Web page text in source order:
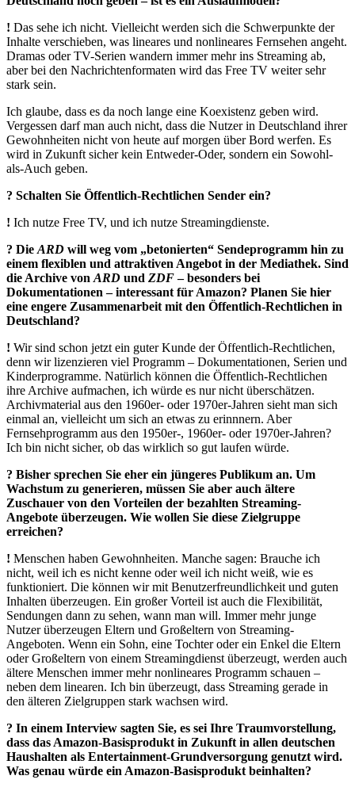
! Das sehe ich nicht. Vielleicht werden sich die Schwerpunkte der
Inhalte verschieben, was lineares und nonlineares Fernsehen angeht.
Dramas oder TV-Serien wandern immer mehr ins Streaming ab,
aber bei den Nachrichtenformaten wird das Free TV weiter sehr
stark sein.
Ich glaube, dass es da noch lange eine Koexistenz geben wird.
Vergessen darf man auch nicht, dass die Nutzer in Deutschland ihrer
Gewohnheiten nicht von heute auf morgen über Bord werfen. Es
wird in ­Zukunft sicher kein Entweder-Oder, sondern ein Sowohl-
als-Auch geben.
? Schalten Sie Öffentlich-Rechtlichen Sender ein?
! Ich nutze Free TV, und ich nutze Streamingdienste.
? Die ARD will weg vom „betonierten“ Sendeprogramm hin zu
einem flexiblen und attraktiven Angebot in der Mediathek. Sind
die Archive von ARD und ZDF– besonders bei
Dokumentationen – interessant für Amazon? Planen Sie hier
eine engere Zusammenarbeit mit den Öffentlich-Rechtlichen in
Deutschland?
! Wir sind schon jetzt ein guter Kunde der Öffentlich-Rechtlichen,
denn wir lizenzieren viel Programm – Dokumentationen, Serien und
Kinderprogramme. Natürlich können die Öffentlich-Rechtlichen
ihre Archive aufmachen, ich würde es nur nicht überschätzen.
Archivmaterial aus den 1960er- oder 1970er-Jahren sieht man sich
einmal an, vielleicht um sich an etwas zu erinnnern. Aber
Fernsehprogramm aus den 1950er-, 1960er- oder 1970er-Jahren?
Ich bin nicht sicher, ob das wirklich so gut laufen würde.
? Bisher sprechen Sie eher ein jüngeres Publikum an. Um
Wachstum zu generieren, müssen Sie aber auch ältere
Zuschauer von den Vorteilen der bezahlten Streaming-
Angebote überzeugen. Wie wollen Sie diese Zielgruppe
erreichen?
! Menschen haben Gewohnheiten. Manche sagen: Brauche ich
nicht, weil ich es nicht kenne oder weil ich nicht weiß, wie es
funktioniert. Die können wir mit Benutzerfreundlichkeit und guten
Inhalten überzeugen. Ein großer Vorteil ist auch die Flexibilität,
Sendungen dann zu sehen, wann man will. Immer mehr junge
Nutzer überzeugen Eltern und Großeltern von Streaming-
Angeboten. Wenn ein Sohn, eine Tochter oder ein Enkel die Eltern
oder Großeltern von einem Streamingdienst überzeugt, werden auch
ältere Menschen immer mehr nonlineares Programm schauen –
neben dem linearen. Ich bin überzeugt, dass Streaming gerade in
den älteren Zielgruppen stark wachsen wird.
? In einem Interview sagten Sie, es sei Ihre Traumvorstellung,
dass das Amazon-Basisprodukt in Zukunft in allen deutschen
Haushalten als Entertainment-Grundversorgung genutzt wird.
Was genau würde ein Amazon-Basisprodukt beinhalten?